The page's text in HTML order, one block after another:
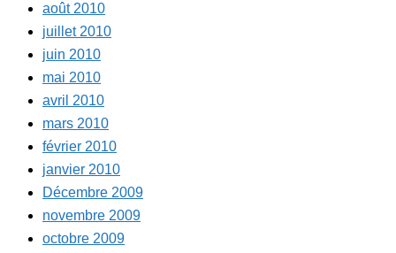
août 2010
juillet 2010
juin 2010
mai 2010
avril 2010
mars 2010
février 2010
janvier 2010
Décembre 2009
novembre 2009
octobre 2009